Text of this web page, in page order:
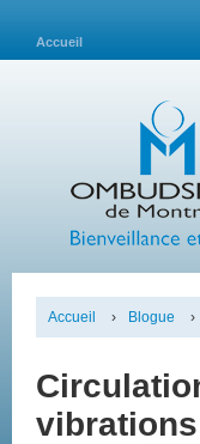
Accueil
Accueil › Blogue ›
vibrations